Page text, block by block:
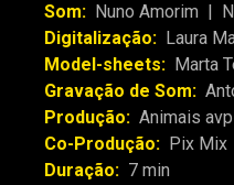
Som: Nuno Amorim |
Digitalização: Laura
Model-sheets: Marta
Gravação de Som:
Produção: Animais
Co-Produção: Pix Mix
Duração: 7 min